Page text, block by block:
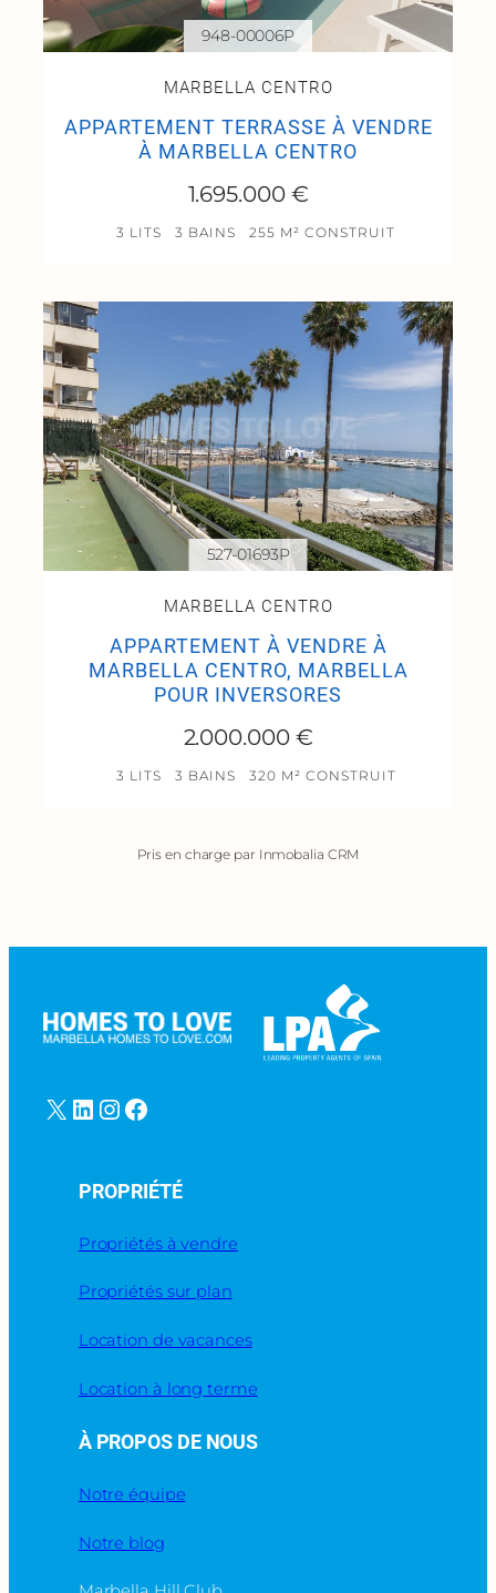
MARBELLA CENTRO
APPARTEMENT TERRASSE À VENDRE
À MARBELLA CENTRO
1.695.000 €
3 LITS 3 BAINS 255 M² CONSTRUIT
948-00006P
MARBELLA CENTRO
APPARTEMENT À VENDRE À
MARBELLA CENTRO, MARBELLA
POUR INVERSORES
2.000.000 €
3 LITS 3 BAINS 320 M² CONSTRUIT
527-01693P
Pris en charge par Inmobalia CRM
X LinkedIn InstagramFacebook
PROPRIÉTÉ
Propriétés à vendre
Propriétés sur plan
Location de vacances
Location à long terme
À PROPOS DE NOUS
Notre équipe
Notre blog